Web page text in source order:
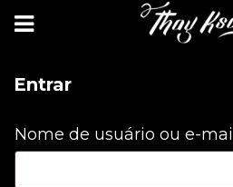
Entrar
Nome de usuário ou e-mail